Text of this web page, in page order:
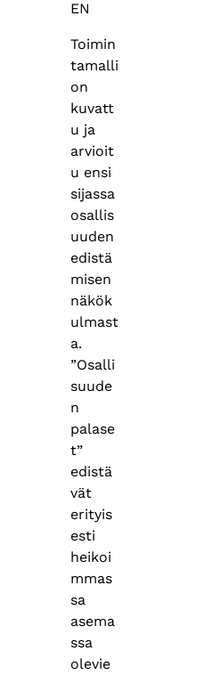
EN
Toimin
tamalli
on
kuvatt
u ja
arvioit
u ensi
sijassa
osallis
uuden
edistä
misen
näkök
ulmast
a.
”Osalli
suude
n
palase
t”
edistä
vät
erityis
esti
heikoi
mmas
sa
asema
ssa
olevie